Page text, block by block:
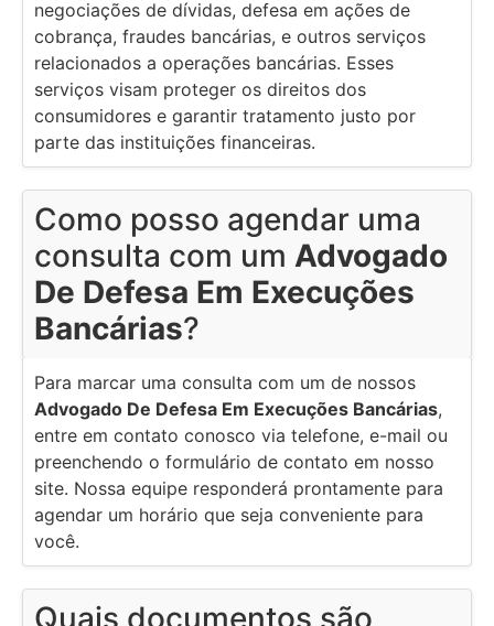
negociações de dívidas, defesa em ações de
cobrança, fraudes bancárias, e outros serviços
relacionados a operações bancárias. Esses
serviços visam proteger os direitos dos
consumidores e garantir tratamento justo por
parte das instituições financeiras.
Como posso agendar uma
consulta com um Advogado
De Defesa Em Execuções
Bancárias?
Para marcar uma consulta com um de nossos
Advogado De Defesa Em Execuções Bancárias,
entre em contato conosco via telefone, e-mail ou
preenchendo o formulário de contato em nosso
site. Nossa equipe responderá prontamente para
agendar um horário que seja conveniente para
você.
Quais documentos são